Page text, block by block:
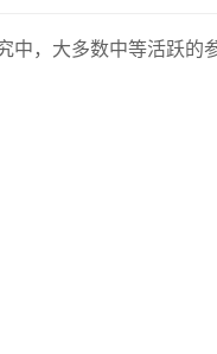
中，大多数中等活跃的